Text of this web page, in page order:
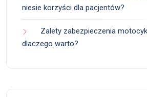
niesie korzyści dla pacjentów?
Zalety zabezpieczenia
dlaczego warto?